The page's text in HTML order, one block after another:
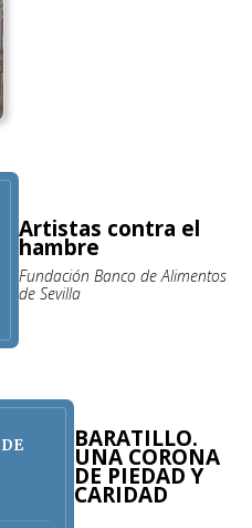
Artistas contra el
hambre
Fundación Banco de Alimentos
de Sevilla
BARATILLO.
UNA CORONA
DE PIEDAD Y
CARIDAD